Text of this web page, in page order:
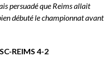
persuadé que Reims allait
débuté le championnat avant
REIMS 4-2